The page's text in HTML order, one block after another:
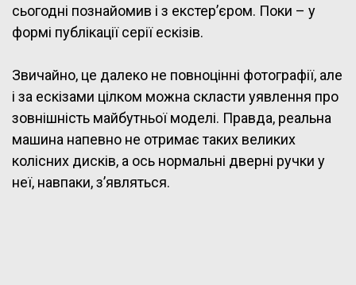
сьогодні познайомив і з екстер’єром. Поки – у
формі публікації серії ескізів.
Звичайно, це далеко не повноцінні фотографії, але
і за ескізами цілком можна скласти уявлення про
зовнішність майбутньої моделі. Правда, реальна
машина напевно не отримає таких великих
колісних дисків, а ось нормальні дверні ручки у
неї, навпаки, з’являться.